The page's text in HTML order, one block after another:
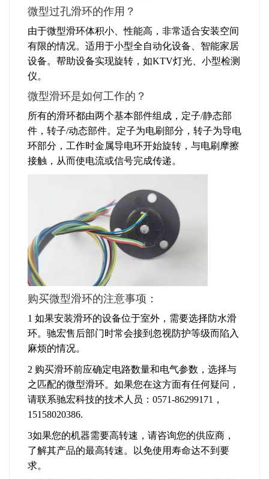
微型过孔滑环的作用？
由于微型滑环体积小、性能高，非常适合安装空间
有限的情况。适用于小型全自动化设备、智能家居
设备。帮助设备实现旋转，如KTV灯光、小型检测
仪。
微型滑环是如何工作的？
所有的滑环都由两个基本部件组成，定子/静态部
件，转子/动态部件。定子为电刷部分，转子为导电
环部分，工作时金属导电环开始旋转，与电刷摩擦
接触，从而使电流或信号完成传递。
购买微型滑环的注意事项：
1 如果安装滑环的设备位于室外，需要选择防水滑
环。驰宏售后部门时常会接到忽视防护等级而陷入
麻烦的情况。
2 购买滑环前应确定电路数量和电气参数，选择与
之匹配的微型滑环。如果您在这方面有任何疑问，
请联系驰宏科技的技术人员：0571-86299171，
15158020386.
3如果您的机器需要高转速，请咨询您的供应商，
了解其产品的最高转速。以免使用寿命达不到要
求。